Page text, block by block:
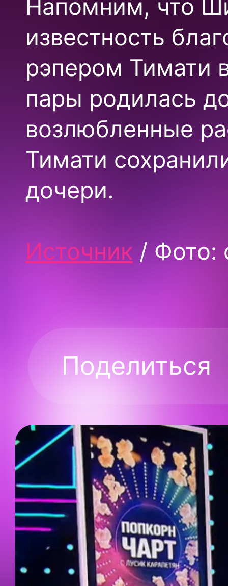
Напомним, что
известность
рэпером Тимати
пары родилась
возлюбленные
Тимати
дочери.
Источник / Фото:
Поделиться